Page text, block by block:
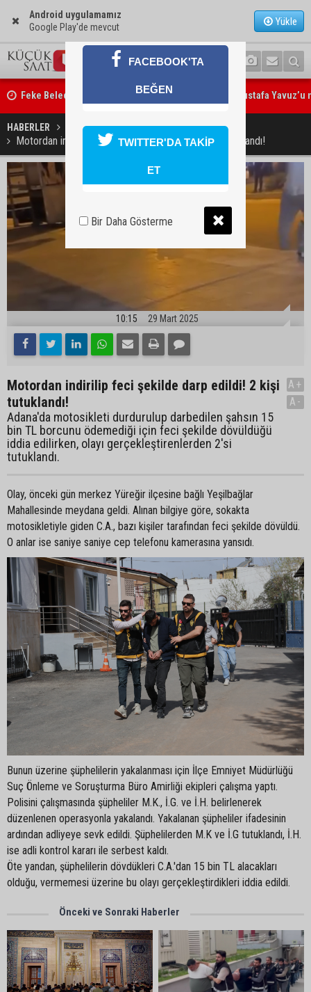
Android uygulamamız
Google Play'de mevcut
Yükle
Feke Belediye Başkanı Cömert Özen, Adana Valisi Mustafa Yavuz’u
ziyaret etti
Yeni Parti Çukurova kurucu ilçe başkanı Ümit Arif Özsoy oldu
HABERLER GÜNDEM
Motordan indirilip feci şekilde darp edildi! 2 kişi tutuklandı!
10:15 29 Mart 2025
Motordan indirilip feci şekilde darp edildi! 2 kişi
tutuklandı!
Adana'da motosikleti durdurulup darbedilen şahsın 15
bin TL borcunu ödemediği için feci şekilde dövüldüğü
iddia edilirken, olayı gerçekleştirenlerden 2'si
tutuklandı.
A+
A-
Olay, önceki gün merkez Yüreğir ilçesine bağlı Yeşilbağlar
Mahallesinde meydana geldi. Alınan bilgiye göre, sokakta
motosikletiyle giden C.A., bazı kişiler tarafından feci şekilde dövüldü.
O anlar ise saniye saniye cep telefonu kamerasına yansıdı.
Bunun üzerine şüphelilerin yakalanması için İlçe Emniyet Müdürlüğü
Suç Önleme ve Soruşturma Büro Amirliği ekipleri çalışma yaptı.
Polisini çalışmasında şüpheliler M.K., İ.G. ve İ.H. belirlenerek
düzenlenen operasyonla yakalandı. Yakalanan şüpheliler ifadesinin
ardından adliyeye sevk edildi. Şüphelilerden M.K ve İ.G tutuklandı, İ.H.
ise adli kontrol kararı ile serbest kaldı.
Öte yandan, şüphelilerin dövdükleri C.A.'dan 15 bin TL alacakları
olduğu, vermemesi üzerine bu olayı gerçekleştirdikleri iddia edildi.
Önceki ve Sonraki Haberler
FACEBOOK'TA
BEĞEN
TWITTER'DA TAKİP
ET
Bir Daha Gösterme